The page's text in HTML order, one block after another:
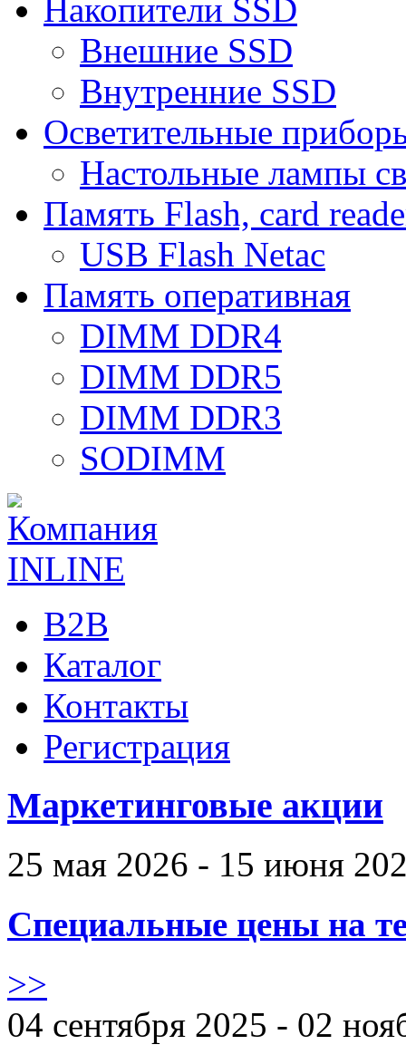
Накопители SSD
Внешние SSD
Внутренние SSD
Осветительные
Настольные лампы
Память Flash, card
USB Flash Netac
Память оперативная
DIMM DDR4
DIMM DDR5
DIMM DDR3
SODIMM
B2B
Каталог
Контакты
Регистрация
Маркетинговые акции
25 мая 2026 - 15 июня
Специальные цены на
>>
04 сентября 2025 - 02